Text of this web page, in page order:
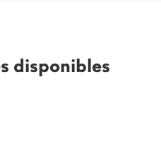
disponibles